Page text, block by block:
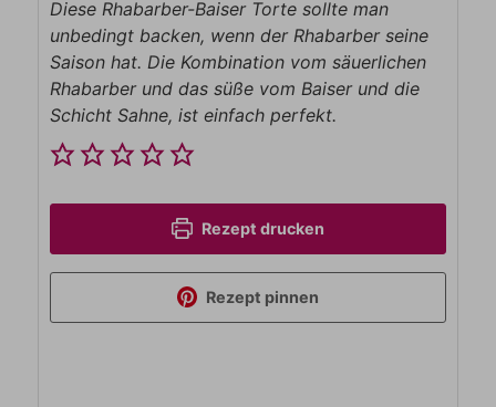
Diese Rhabarber-Baiser Torte sollte man
unbedingt backen, wenn der Rhabarber seine
Saison hat. Die Kombination vom säuerlichen
Rhabarber und das süße vom Baiser und die
Schicht Sahne, ist einfach perfekt.
Rezept drucken
Rezept pinnen